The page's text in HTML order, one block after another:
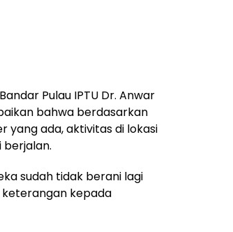
Pulau IPTU Dr. Anwar
bahwa berdasarkan
yang ada, aktivitas di lokasi
berjalan.
sudah tidak berani lagi
keterangan kepada